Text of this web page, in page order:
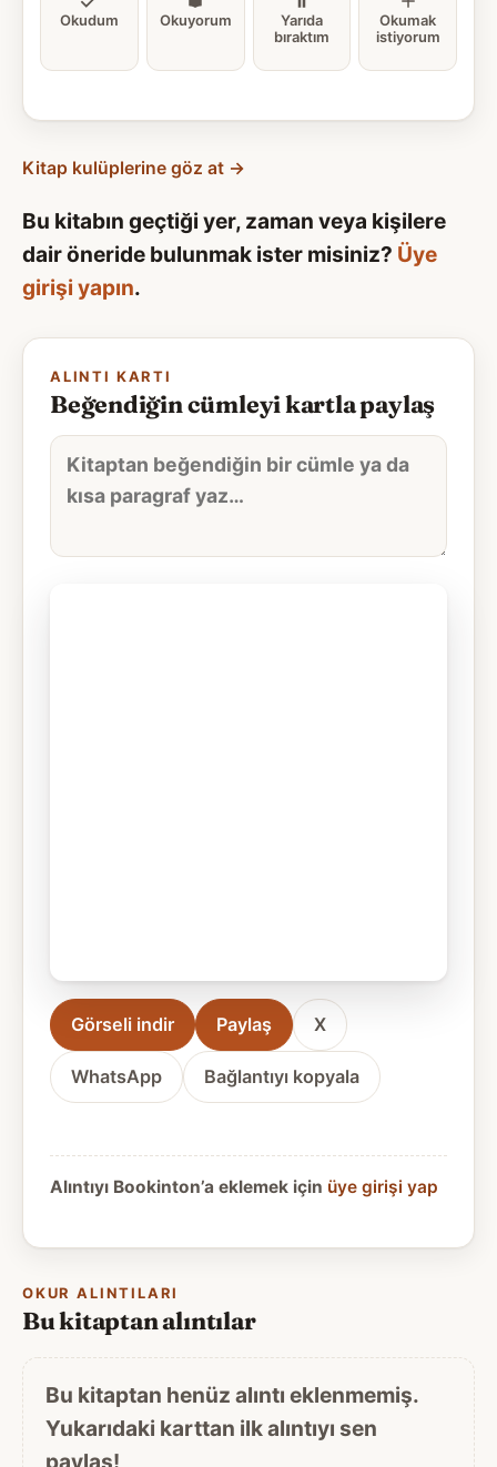
Okudum Okuyorum
Yarıda
bıraktım
Okumak
istiyorum
Kitap kulüplerine göz at →
Bu kitabın geçtiği yer, zaman veya kişilere
dair öneride bulunmak ister misiniz? Üye
girişi yapın.
ALINTI KARTI
Beğendiğin cümleyi kartla paylaş
Alıntı
metni
Görseli indir Paylaş X
WhatsApp Bağlantıyı kopyala
Alıntıyı Bookinton’a eklemek için üye girişi yap
OKUR ALINTILARI
Bu kitaptan alıntılar
Bu kitaptan henüz alıntı eklenmemiş.
Yukarıdaki karttan ilk alıntıyı sen
paylaş!